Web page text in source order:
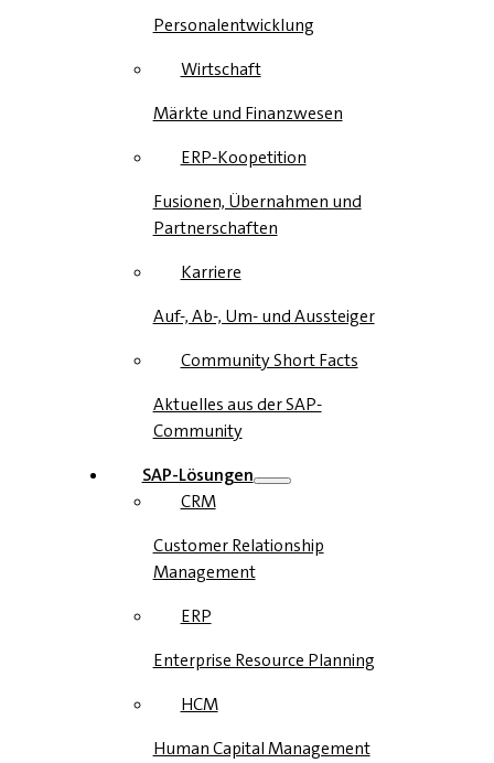
Personalentwicklung
Wirtschaft
Märkte und Finanzwesen
ERP-Koopetition
Fusionen, Übernahmen und
Partnerschaften
Karriere
Auf-, Ab-, Um- und Aussteiger
Community Short Facts
Aktuelles aus der SAP-
Community
SAP-Lösungen
CRM
Customer Relationship
Management
ERP
Enterprise Resource Planning
HCM
Human Capital Management